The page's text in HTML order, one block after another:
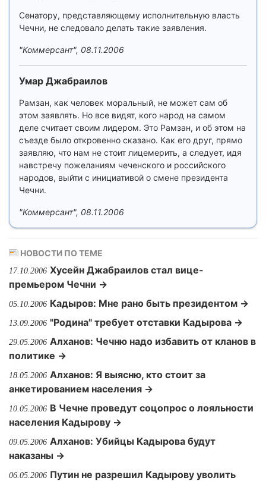
Сенатору, представляющему исполнительную власть
Чечни, не следовало делать такие заявления.
"Коммерсант", 08.11.2006
Умар Джабраилов
Рамзан, как человек моральный, не может сам об
этом заявлять. Но все видят, кого народ на самом
деле считает своим лидером. Это Рамзан, и об этом на
съезде было откровенно сказано. Как его друг, прямо
заявляю, что нам не стоит лицемерить, а следует, идя
навстречу пожеланиям чеченского и российского
народов, выйти с инициативой о смене президента
Чечни.
"Коммерсант", 08.11.2006
НОВОСТИ ПО ТЕМЕ
17.10.2006 Хусейн Джабраилов стал вице-
премьером Чечни →
05.10.2006 Кадыров: Мне рано быть президентом →
13.09.2006 "Родина" требует отставки Кадырова →
29.05.2006 Алханов: Чечню надо избавить от кланов в
политике →
18.05.2006 Алханов: Я выясню, кто стоит за
анкетированием населения →
10.05.2006 В Чечне проведут соцопрос о лояльности
населения Кадырову →
09.05.2006 Алханов: Убийцы Кадырова будут
наказаны →
06.05.2006 Путин не разрешил Кадырову уволить